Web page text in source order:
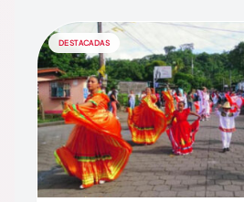
DESTACADAS